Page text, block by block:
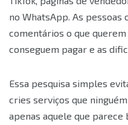
no WhatsApp. As pessoas
comentários o que
conseguem pagar e as
Essa pesquisa simples
cries serviços que
apenas aquele que